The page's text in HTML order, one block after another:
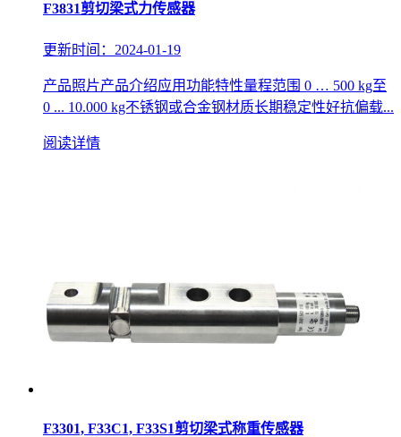
F3831剪切梁式力传感器
更新时间：2024-01-19
产品照片产品介绍应用功能特性量程范围 0 … 500 kg至
0 ... 10.000 kg不锈钢或合金钢材质长期稳定性好抗偏载...
阅读详情
F3301, F33C1, F33S1剪切梁式称重传感器